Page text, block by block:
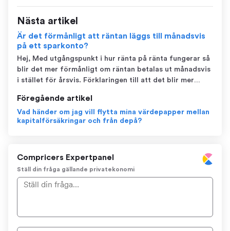
Nästa artikel
Är det förmånligt att räntan läggs till månadsvis
på ett sparkonto?
Hej, Med utgångspunkt i hur ränta på ränta fungerar så
blir det mer förmånligt om räntan betalas ut månadsvis
i stället för årsvis. Förklaringen till att det blir mer
ränta även på de pengar som betalas ut månadsvis. Det
här resulterar...
Föregående artikel
Vad händer om jag vill flytta mina värdepapper mellan
kapitalförsäkringar och från depå?
Compricers Expertpanel
Ställ din fråga gällande privatekonomi